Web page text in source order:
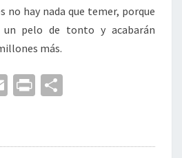
no hay nada que temer, porque
pelo de tonto y acabarán
más.
E
l
Pr
p